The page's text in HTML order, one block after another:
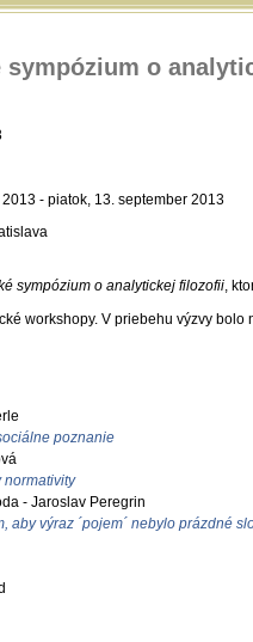
sympózium o
2013 - piatok, 13. september 2013
sympózium o analytickej filozofii,
workshopy. V priebehu výzvy
poznanie
normativity
- Jaroslav Peregrin
aby výraz ´pojem´ nebylo prázdné